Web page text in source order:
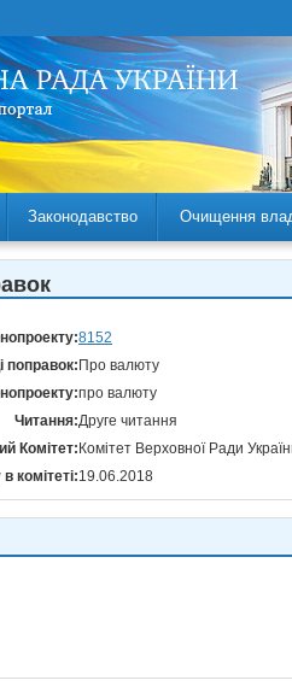
Законодавство Очищення
8152
поправок: Про валюту
про валюту
Читання:Друге читання
Комітет: Комітет Верховної Ради
комітеті:19.06.2018